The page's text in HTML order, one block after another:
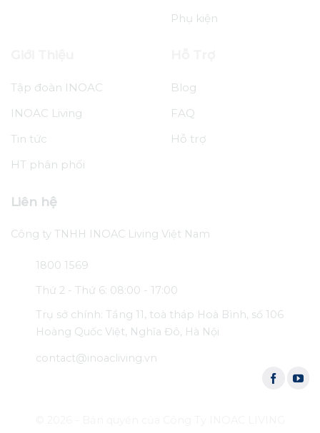
Phụ kiện
Tập đoàn INOAC
INOAC Living
Tin tức
HT phân phối
Blog
FAQ
Hỗ trợ
Liên hệ
Công ty TNHH INOAC Living Việt Nam
1800 1569
Thứ 2 - Thứ 6: 08:00 - 17:00
Trụ sở chính: Tầng 11, toà tháp Hoà Bình, số 106
Hoàng Quốc Việt, Nghĩa Đô, Hà Nội
contact@inoacliving.vn